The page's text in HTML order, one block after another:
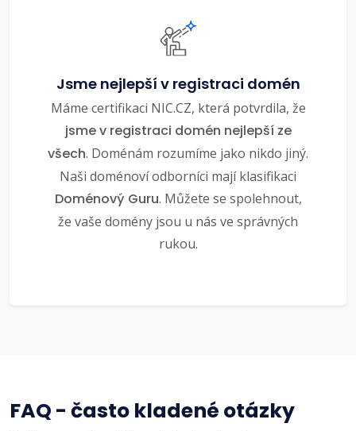
Jsme nejlepší v registraci domén
Máme certifikaci NIC.CZ, která potvrdila, že
jsme v registraci domén nejlepší ze
všech. Doménám rozumíme jako nikdo jiný.
Naši doménoví odborníci mají klasifikaci
Doménový Guru. Můžete se spolehnout,
že vaše domény jsou u nás ve správných
rukou.
FAQ - často kladené otázky